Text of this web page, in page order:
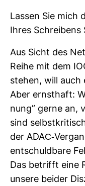
Lassen Sie mich
Ihres Schrei­bens
Aus Sicht des
Reihe mit dem
stehen, will auch
Aber ernst­haft:
nung” gerne an,
sind
der ADAC-​
ent­schuld­bare
Das betrifft eine
unsere beider